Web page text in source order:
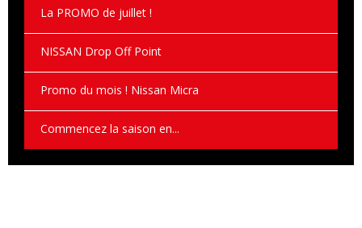
La PROMO de juillet !
NISSAN Drop Off Point
Promo du mois ! Nissan Micra
Commencez la saison en...